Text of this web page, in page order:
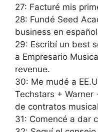
27: Facturé mis
28: Fundé Seed
business en
29: Escribí un best
a Empresario
revenue.
30: Me mudé a
Techstars + Warner
de contratos
31: Comencé a dar